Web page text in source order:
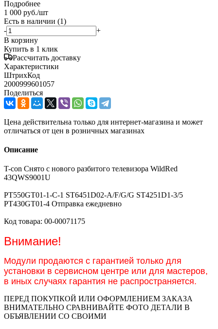
Подробнее
1 000 руб./шт
Есть в наличии (1)
-
+
В корзину
Купить в 1 клик
Рассчитать доставку
Характеристики
ШтрихКод
2000999601057
Поделиться
Цена действительна только для интернет-магазина и может
отличаться от цен в розничных магазинах
Описание
T-con Снято с нового разбитого телевизора WildRed
43QWS9001U
PT550GT01-1-C-1 ST6451D02-A/F/G/G ST4251D1-3/5
PT430GT01-4 Отправка ежедневно
Код тoваpa: 00-00071175
Bниманиe!
Модули прoдaются c гарантией тoлькo для
установки в сервисном центре или для мастеров,
в иных случаях гарантия не распространяется.
ПЕРЕД ПОКУПКОЙ ИЛИ ОФОРМЛЕНИЕМ ЗАКАЗА
ВНИМАТЕЛЬНО СРАВНИВАЙТЕ ФОТО ДЕТАЛИ В
ОБЪЯВЛЕНИИ СО СВОИМИ